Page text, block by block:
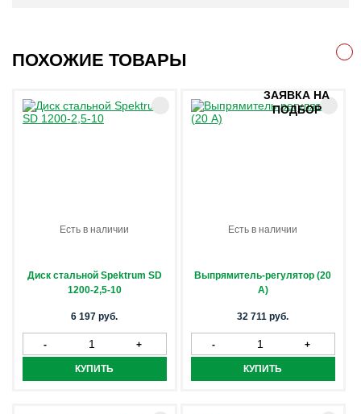
ЗАЯВКА НА
ПОДБОР
ПОХОЖИЕ ТОВАРЫ
Есть в наличии
Диск стальной Spektrum SD
1200-2,5-10
6 197 руб.
Есть в наличии
Выпрямитель-регулятор (20
А)
32 711 руб.